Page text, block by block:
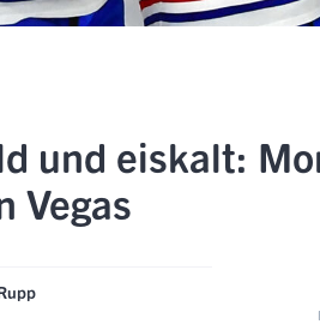
und eiskalt:
Vegas